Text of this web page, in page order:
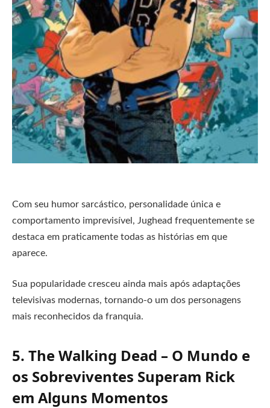
Com seu humor sarcástico, personalidade única e
comportamento imprevisível, Jughead frequentemente se
destaca em praticamente todas as histórias em que
aparece.
Sua popularidade cresceu ainda mais após adaptações
televisivas modernas, tornando-o um dos personagens
mais reconhecidos da franquia.
5. The Walking Dead – O Mundo e
os Sobreviventes Superam Rick
em Alguns Momentos